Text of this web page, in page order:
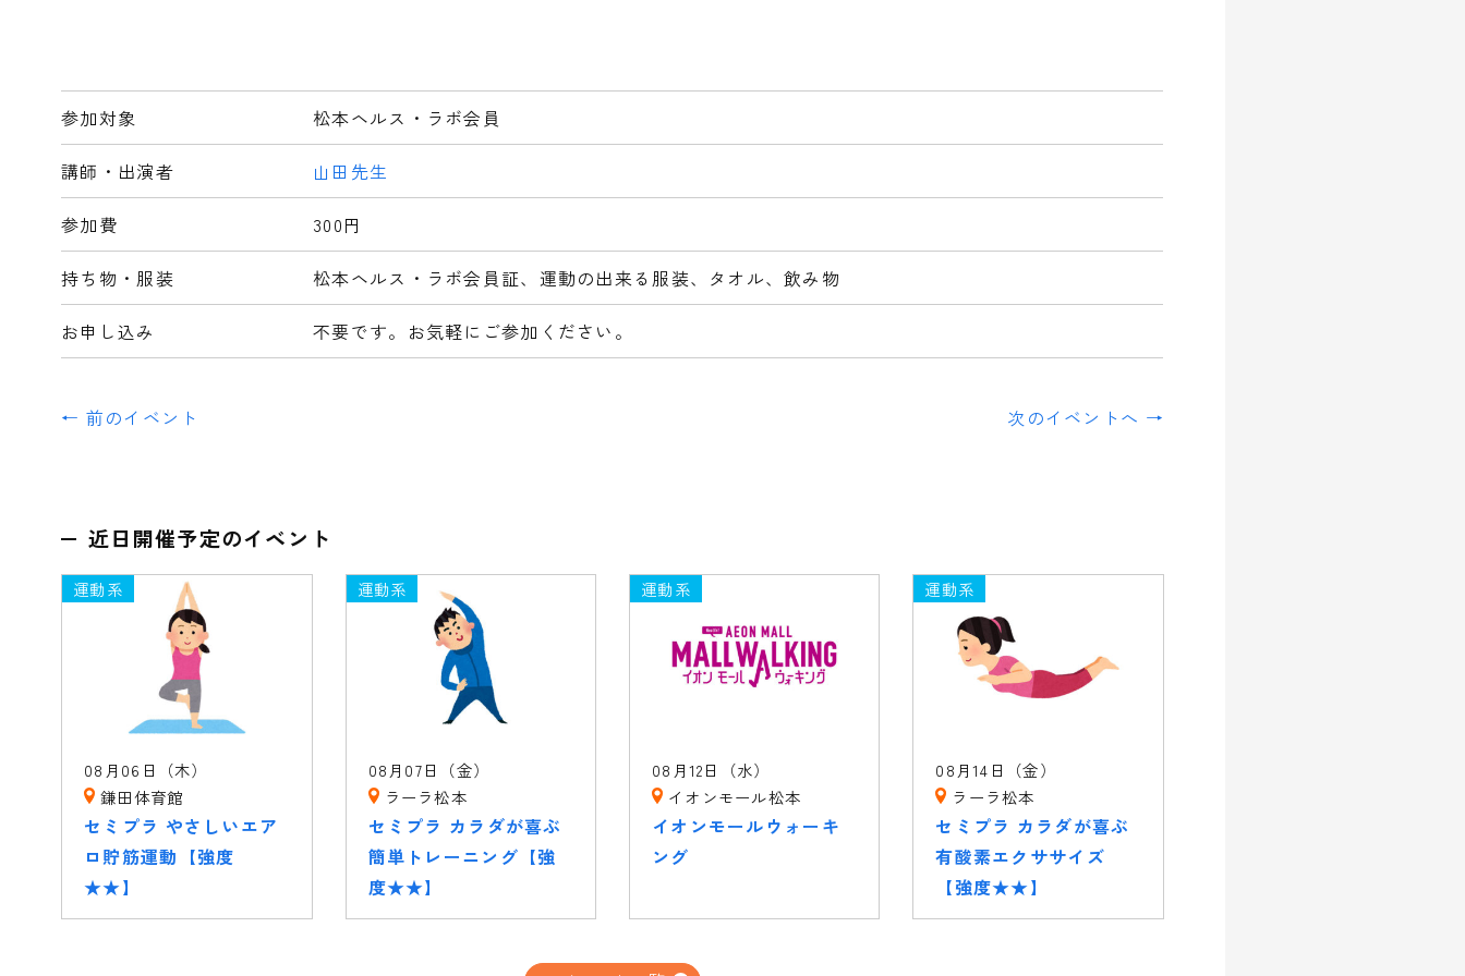
参加対象 松本ヘルス・ラボ会員
講師・出演者 山田先生
参加費 300円
持ち物・服装 松本ヘルス・ラボ会員証、運動の出来る服装、タオル、飲み物
お申し込み 不要です。お気軽にご参加ください。
← 前のイベント 次のイベントへ →
近日開催予定のイベント
運動系
08月06日（木）
鎌田体育館
セミプラ やさしいエア
ロ貯筋運動【強度
★★】
運動系
08月07日（金）
ラーラ松本
セミプラ カラダが喜ぶ
簡単トレーニング【強
度★★】
運動系
08月12日（水）
イオンモール松本
イオンモールウォーキ
ング
運動系
08月14日（金）
ラーラ松本
セミプラ カラダが喜ぶ
有酸素エクササイズ
【強度★★】